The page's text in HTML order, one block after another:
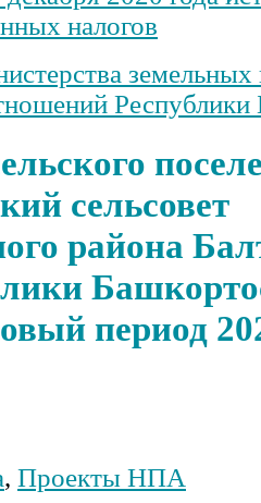
налогов
земельных
Республики
сельсовет
района
период
, Проекты НПА